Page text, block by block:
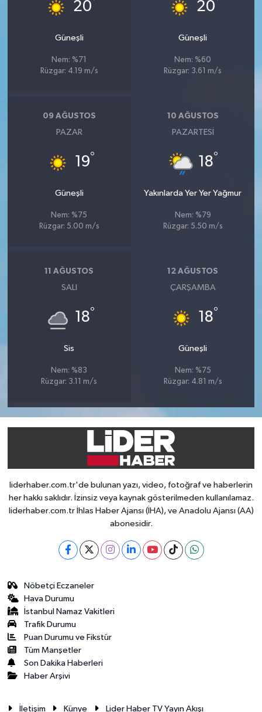
20
Güneşli
Nem: %71
Rüzgar: 4.19 m/s
20
Güneşli
Nem: %60
Rüzgar: 3.61 m/s
09 AĞUSTOS
PAZAR
19°
Güneşli
Nem: %75
Rüzgar: 5.00 m/s
10 AĞUSTOS
PAZARTESI
18°
Yakınlarda Yer Yer Yağmur
Nem: %79
Rüzgar: 5.50 m/s
11 AĞUSTOS
SALI
18°
Sis
Nem: %83
Rüzgar: 3.11 m/s
12 AĞUSTOS
ÇARŞAMBA
18°
Güneşli
Nem: %75
Rüzgar: 4.81 m/s
liderhaber.com.tr'de bulunan yazı, video, fotoğraf ve haberlerin
her hakkı saklıdır. İzinsiz veya kaynak gösterilmeden kullanılamaz.
liderhaber.com.tr İhlas Haber Ajansı (İHA), ve Anadolu Ajansı (AA)
abonesidir.
Nöbetçi Eczaneler
Hava Durumu
İstanbul Namaz Vakitleri
Trafik Durumu
Puan Durumu ve Fikstür
Tüm Manşetler
Son Dakika Haberleri
Haber Arşivi
İletişim Künye Lider Haber TV Yayın Akışı